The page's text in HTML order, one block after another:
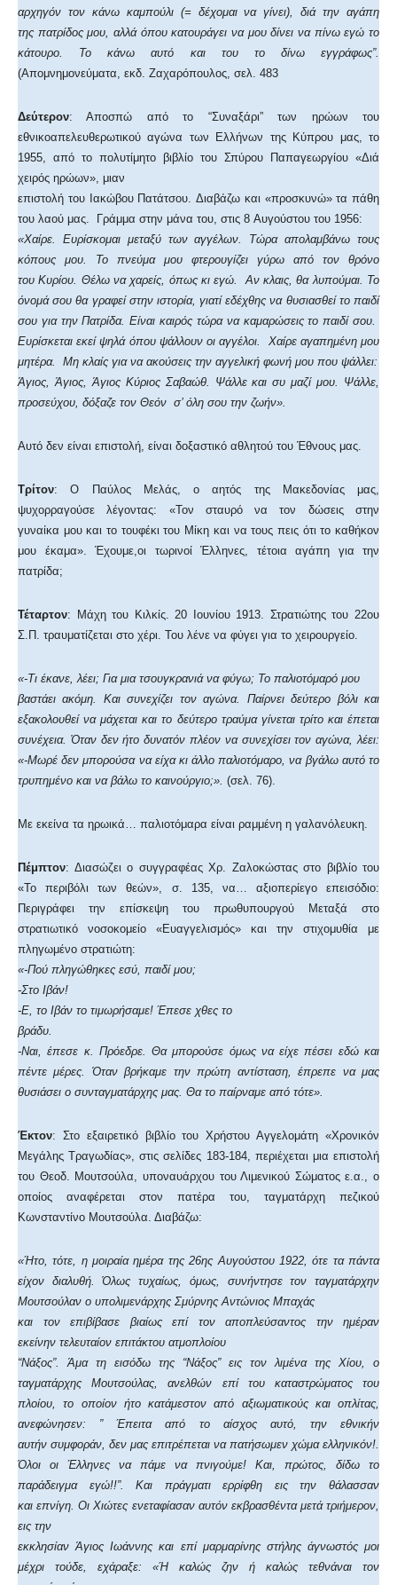
αρχηγόν τον κάνω καμπούλι (= δέχομαι να γίνει), διά την αγάπη
της πατρίδος μου, αλλά όπου κατουράγει να μου δίνει να πίνω εγώ το
κάτουρο. Το κάνω αυτό και του το δίνω εγγράφως”.
(Απομνημονεύματα, εκδ. Ζαχαρόπουλος, σελ. 483
Δεύτερον: Αποσπώ από το “Συναξάρι” των ηρώων του
εθνικοαπελευθερωτικού αγώνα των Ελλήνων της Κύπρου μας, το
1955, από το πολυτίμητο βιβλίο του Σπύρου Παπαγεωργίου «Διά
χειρός ηρώων», μιαν
επιστολή του Ιακώβου Πατάτσου. Διαβάζω και «προσκυνώ» τα πάθη
του λαού μας. Γράμμα στην μάνα του, στις 8 Αυγούστου του 1956:
«Χαίρε. Ευρίσκομαι μεταξύ των αγγέλων. Τώρα απολαμβάνω τους
κόπους μου. Το πνεύμα μου φτερουγίζει γύρω από τον θρόνο
του Κυρίου. Θέλω να χαρείς, όπως κι εγώ. Αν κλαις, θα λυπούμαι. Το
όνομά σου θα γραφεί στην ιστορία, γιατί εδέχθης να θυσιασθεί το παιδί
σου για την Πατρίδα. Είναι καιρός τώρα να καμαρώσεις το παιδί σου.
Ευρίσκεται εκεί ψηλά όπου ψάλλουν οι αγγέλοι. Χαίρε αγαπημένη μου
μητέρα. Μη κλαίς για να ακούσεις την αγγελική φωνή μου που ψάλλει:
Άγιος, Άγιος, Άγιος Κύριος Σαβαώθ. Ψάλλε και συ μαζί μου. Ψάλλε,
προσεύχου, δόξαζε τον Θεόν σ’ όλη σου την ζωήν».
Αυτό δεν είναι επιστολή, είναι δοξαστικό αθλητού του Έθνους μας.
Τρίτον: Ο Παύλος Μελάς, ο αητός της Μακεδονίας μας,
ψυχορραγούσε λέγοντας: «Τον σταυρό να τον δώσεις στην
γυναίκα μου και το τουφέκι του Μίκη και να τους πεις ότι το καθήκον
μου έκαμα». Έχουμε,οι τωρινοί Έλληνες, τέτοια αγάπη για την
πατρίδα;
Τέταρτον: Μάχη του Κιλκίς. 20 Ιουνίου 1913. Στρατιώτης του 22ου
Σ.Π. τραυματίζεται στο χέρι. Του λένε να φύγει για το χειρουργείο.
«-Τι έκανε, λέει; Για μια τσουγκρανιά να φύγω; Το παλιοτόμαρό μου
βαστάει ακόμη. Και συνεχίζει τον αγώνα. Παίρνει δεύτερο βόλι και
εξακολουθεί να μάχεται και το δεύτερο τραύμα γίνεται τρίτο και έπεται
συνέχεια. Όταν δεν ήτο δυνατόν πλέον να συνεχίσει τον αγώνα, λέει:
«-Μωρέ δεν μπορούσα να είχα κι άλλο παλιοτόμαρο, να βγάλω αυτό το
τρυπημένο και να βάλω το καινούργιο;». (σελ. 76).
Με εκείνα τα ηρωικά… παλιοτόμαρα είναι ραμμένη η γαλανόλευκη.
Πέμπτον: Διασώζει ο συγγραφέας Χρ. Ζαλοκώστας στο βιβλίο του
«Το περιβόλι των θεών», σ. 135, να… αξιοπερίεγο επεισόδιο:
Περιγράφει την επίσκεψη του πρωθυπουργού Μεταξά στο
στρατιωτικό νοσοκομείο «Ευαγγελισμός» και την στιχομυθία με
πληγωμένο στρατιώτη:
«-Πού πληγώθηκες εσύ, παιδί μου;
-Στο Ιβάν!
-Ε, το Ιβάν το τιμωρήσαμε! Έπεσε χθες το
βράδυ.
-Ναι, έπεσε κ. Πρόεδρε. Θα μπορούσε όμως να είχε πέσει εδώ και
πέντε μέρες. Όταν βρήκαμε την πρώτη αντίσταση, έπρεπε να μας
θυσιάσει ο συνταγματάρχης μας. Θα το παίρναμε από τότε».
Έκτον: Στο εξαιρετικό βιβλίο του Χρήστου Αγγελομάτη «Χρονικόν
Μεγάλης Τραγωδίας», στις σελίδες 183-184, περιέχεται μια επιστολή
του Θεοδ. Μουτσούλα, υποναυάρχου του Λιμενικού Σώματος ε.α., ο
οποίος αναφέρεται στον πατέρα του, ταγματάρχη πεζικού
Κωνσταντίνο Μουτσούλα. Διαβάζω:
«Ήτο, τότε, η μοιραία ημέρα της 26ης Αυγούστου 1922, ότε τα πάντα
είχον διαλυθή. Όλως τυχαίως, όμως, συνήντησε τον ταγματάρχην
Μουτσούλαν ο υπολιμενάρχης Σμύρνης Αντώνιος Μπαχάς
και τον επιβίβασε βιαίως επί τον αποπλεύσαντος την ημέραν
εκείνην τελευταίον επιτάκτου ατμοπλοίου
“Νάξος”. Άμα τη εισόδω της “Νάξος” εις τον λιμένα της Χίου, ο
ταγματάρχης Μουτσούλας, ανελθών επί του καταστρώματος του
πλοίου, το οποίον ήτο κατάμεστον από αξιωματικούς και οπλίτας,
ανεφώνησεν: ” Έπειτα από το αίσχος αυτό, την εθνικήν
αυτήν συμφοράν, δεν μας επιτρέπεται να πατήσωμεν χώμα ελληνικόν!.
Όλοι οι Έλληνες να πάμε να πνιγούμε! Και, πρώτος, δίδω το
παράδειγμα εγώ!!”. Και πράγματι ερρίφθη εις την θάλασσαν
και επνίγη. Οι Χιώτες ενεταφίασαν αυτόν εκβρασθέντα μετά τριήμερον,
εις την
εκκλησίαν Άγιος Ιωάννης και επί μαρμαρίνης στήλης άγνωστός μοι
μέχρι τούδε, εχάραξε: «Ή καλώς ζην ή καλώς τεθνάναι τον